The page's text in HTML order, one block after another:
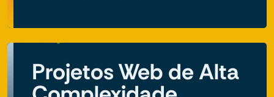
Projetos Web de Alta